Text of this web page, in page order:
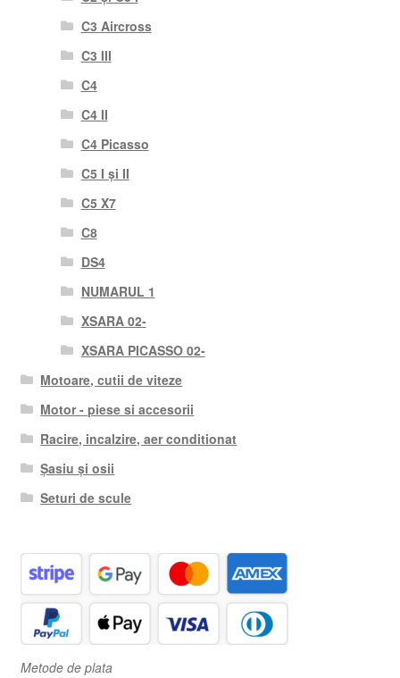
C3 Aircross
C3 III
C4
C4 II
C4 Picasso
C5 I și II
C5 X7
C8
DS4
NUMARUL 1
XSARA 02-
XSARA PICASSO 02-
Motoare, cutii de viteze
Motor - piese si accesorii
Racire, incalzire, aer conditionat
Șasiu și osii
Seturi de scule
Metode de plata